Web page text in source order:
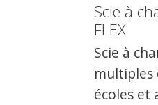
Scie à
FLEX
Scie à
multiples
écoles et